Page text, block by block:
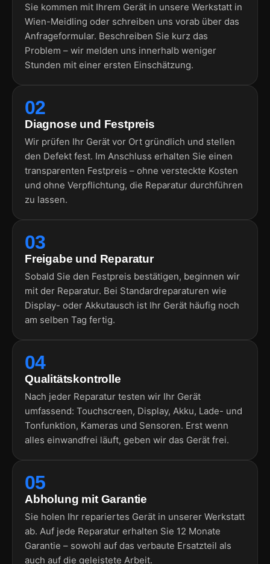
Sie kommen mit Ihrem Gerät in unsere Werkstatt in
Wien-Meidling oder schreiben uns vorab über das
Anfrageformular. Beschreiben Sie kurz das
Problem – wir melden uns innerhalb weniger
Stunden mit einer ersten Einschätzung.
02
Diagnose und Festpreis
Wir prüfen Ihr Gerät vor Ort gründlich und stellen
den Defekt fest. Im Anschluss erhalten Sie einen
transparenten Festpreis – ohne versteckte Kosten
und ohne Verpflichtung, die Reparatur durchführen
zu lassen.
03
Freigabe und Reparatur
Sobald Sie den Festpreis bestätigen, beginnen wir
mit der Reparatur. Bei Standardreparaturen wie
Display- oder Akkutausch ist Ihr Gerät häufig noch
am selben Tag fertig.
04
Qualitätskontrolle
Nach jeder Reparatur testen wir Ihr Gerät
umfassend: Touchscreen, Display, Akku, Lade- und
Tonfunktion, Kameras und Sensoren. Erst wenn
alles einwandfrei läuft, geben wir das Gerät frei.
05
Abholung mit Garantie
Sie holen Ihr repariertes Gerät in unserer Werkstatt
ab. Auf jede Reparatur erhalten Sie 12 Monate
Garantie – sowohl auf das verbaute Ersatzteil als
auch auf die geleistete Arbeit.